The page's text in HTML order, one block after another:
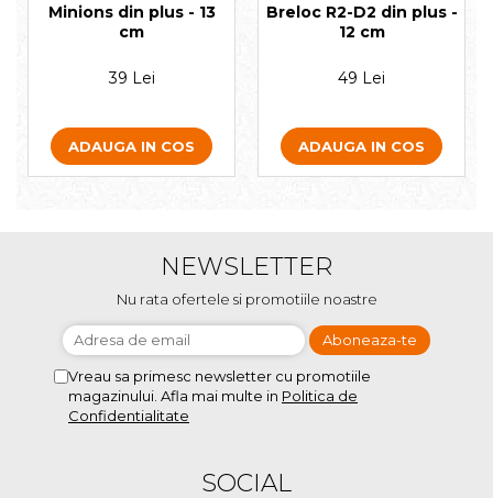
Minions din plus - 13
cm
39 Lei
ADAUGA IN COS
Breloc R2-D2 din plus -
12 cm
49 Lei
ADAUGA IN COS
NEWSLETTER
Nu rata ofertele si promotiile noastre
Vreau sa primesc newsletter cu promotiile
magazinului. Afla mai multe in Politica de
Confidentialitate
SOCIAL